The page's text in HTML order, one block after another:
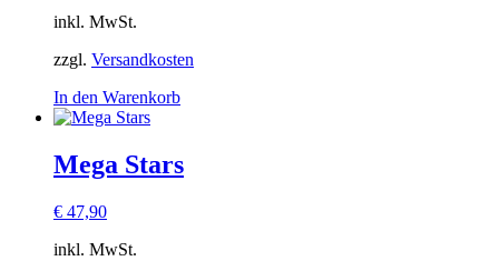
inkl. MwSt.
zzgl. Versandkosten
In den Warenkorb
Mega Stars
€ 47,90
inkl. MwSt.